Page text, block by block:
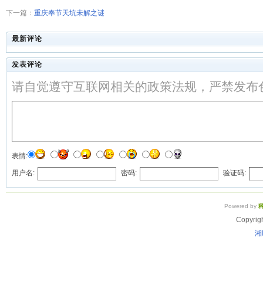
下一篇： 重庆奉节天坑未解之谜
最新评论
发表评论
请自觉遵守互联网相关的政策法规，严禁发
表情:
用户名: 密码: 验证码:
Powered by